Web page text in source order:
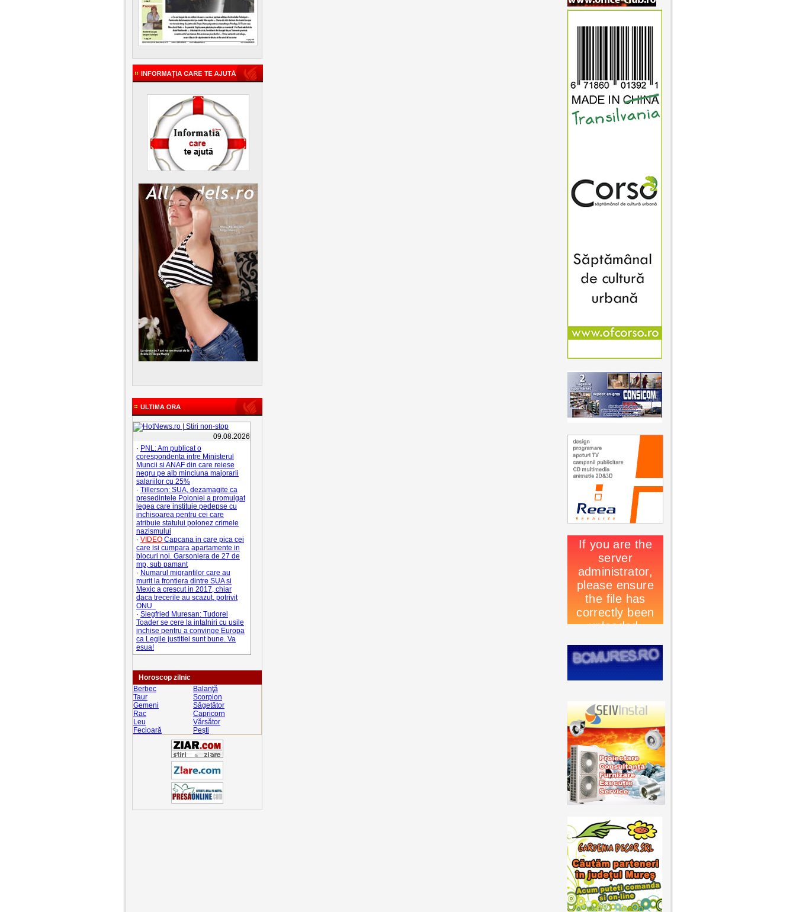
09.08.2026
· PNL: Am publicat o
corespondenta intre Ministerul
Muncii si ANAF din care reiese
negru pe alb minciuna majorarii
salariilor cu 25%
· Tillerson: SUA, dezamagite ca
presedintele Poloniei a promulgat
legea care instituie pedepse cu
inchisoarea pentru cei care
atribuie statului polonez crimele
nazismului
· VIDEO Capcana in care pica cei
care isi cumpara apartamente in
blocuri noi. Garsoniera de 27 de
mp, sub pamant
· Numarul migrantilor care au
murit la frontiera dintre SUA si
Mexic a crescut in 2017, chiar
daca trecerile au scazut, potrivit
ONU
· Siegfried Muresan: Tudorel
Toader se cere la intalniri cu usile
inchise pentru a convinge Europa
ca Legile justitiei sunt bune. Va
esua!
Horoscop zilnic
Berbec
Balanţă
Taur
Scorpion
Gemeni
Săgetător
Rac
Capricorn
Leu
Vărsător
Fecioară
Peşti